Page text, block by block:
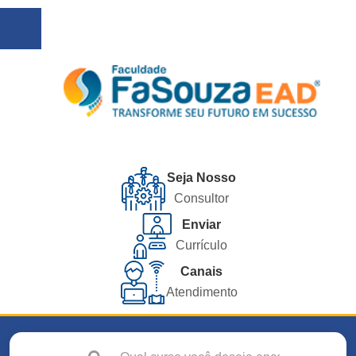
Seja Nosso
Consultor
Enviar
Currículo
Canais
Atendimento